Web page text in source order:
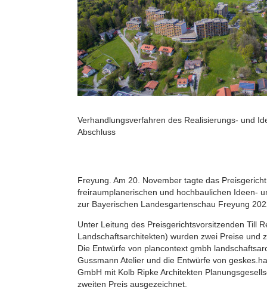
Verhandlungsverfahren des Realisierungs- und
Abschluss
Freyung. Am 20. November tagte das
freiraumplanerischen und hochbaulichen Ideen-
zur Bayerischen Landesgartenschau Freyung
Unter Leitung des Preisgerichtsvorsitzenden Till
Landschaftsarchitekten) wurden zwei Preise und
Die Entwürfe von plancontext gmbh
Gussmann Atelier und die Entwürfe von
GmbH mit Kolb Ripke Architekten
zweiten Preis ausgezeichnet.